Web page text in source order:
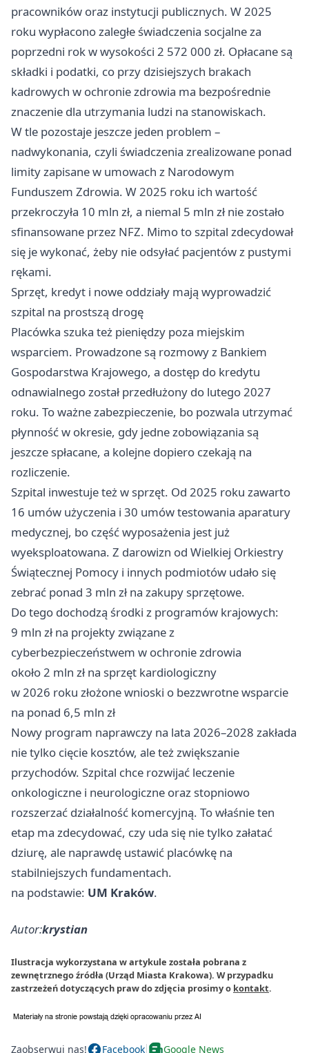
pracowników oraz instytucji publicznych. W 2025
roku wypłacono zaległe świadczenia socjalne za
poprzedni rok w wysokości 2 572 000 zł. Opłacane są
składki i podatki, co przy dzisiejszych brakach
kadrowych w ochronie zdrowia ma bezpośrednie
znaczenie dla utrzymania ludzi na stanowiskach.
W tle pozostaje jeszcze jeden problem –
nadwykonania, czyli świadczenia zrealizowane ponad
limity zapisane w umowach z Narodowym
Funduszem Zdrowia. W 2025 roku ich wartość
przekroczyła 10 mln zł, a niemal 5 mln zł nie zostało
sfinansowane przez NFZ. Mimo to szpital zdecydował
się je wykonać, żeby nie odsyłać pacjentów z pustymi
rękami.
Sprzęt, kredyt i nowe oddziały mają wyprowadzić
szpital na prostszą drogę
Placówka szuka też pieniędzy poza miejskim
wsparciem. Prowadzone są rozmowy z Bankiem
Gospodarstwa Krajowego, a dostęp do kredytu
odnawialnego został przedłużony do lutego 2027
roku. To ważne zabezpieczenie, bo pozwala utrzymać
płynność w okresie, gdy jedne zobowiązania są
jeszcze spłacane, a kolejne dopiero czekają na
rozliczenie.
Szpital inwestuje też w sprzęt. Od 2025 roku zawarto
16 umów użyczenia i 30 umów testowania aparatury
medycznej, bo część wyposażenia jest już
wyeksploatowana. Z darowizn od Wielkiej Orkiestry
Świątecznej Pomocy i innych podmiotów udało się
zebrać ponad 3 mln zł na zakupy sprzętowe.
Do tego dochodzą środki z programów krajowych:
9 mln zł na projekty związane z
cyberbezpieczeństwem w ochronie zdrowia
około 2 mln zł na sprzęt kardiologiczny
w 2026 roku złożone wnioski o bezzwrotne wsparcie
na ponad 6,5 mln zł
Nowy program naprawczy na lata 2026–2028 zakłada
nie tylko cięcie kosztów, ale też zwiększanie
przychodów. Szpital chce rozwijać leczenie
onkologiczne i neurologiczne oraz stopniowo
rozszerzać działalność komercyjną. To właśnie ten
etap ma zdecydować, czy uda się nie tylko załatać
dziurę, ale naprawdę ustawić placówkę na
stabilniejszych fundamentach.
na podstawie: UM Kraków.
Autor:krystian
Ilustracja wykorzystana w artykule została pobrana z
zewnętrznego źródła (Urząd Miasta Krakowa). W przypadku
zastrzeżeń dotyczących praw do zdjęcia prosimy o kontakt.
Zaobserwuj nas! Facebook Google News